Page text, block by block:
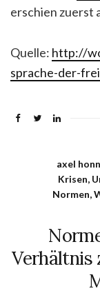
erschien zuerst
Quelle: http://
sprache-der-
axel
Krisen,
Normen,
Verhältnis